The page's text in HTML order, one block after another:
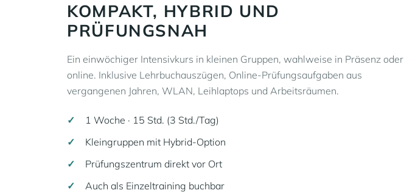
KOMPAKT, HYBRID UND
PRÜFUNGSNAH
Ein einwöchiger Intensivkurs in kleinen Gruppen, wahlweise in Präsenz oder
online. Inklusive Lehrbuchauszügen, Online-Prüfungsaufgaben aus
vergangenen Jahren, WLAN, Leihlaptops und Arbeitsräumen.
1 Woche · 15 Std. (3 Std./Tag)
Kleingruppen mit Hybrid-Option
Prüfungszentrum direkt vor Ort
Auch als Einzeltraining buchbar